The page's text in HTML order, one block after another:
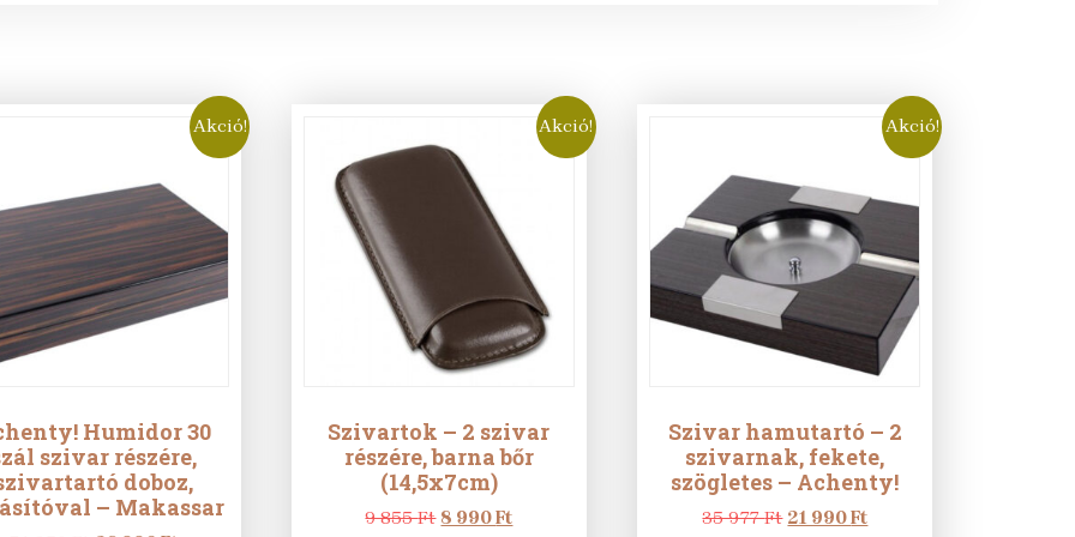
Akció!
Humidor 30
szivar részére,
doboz,
– Makassar
Akció!
Szivartok – 2 szivar
részére, barna bőr
(14,5x7cm)
9 855Ft Original
8 990FtCurrent
Akció!
Szivar hamutartó – 2
szivarnak, fekete,
szögletes – Achenty!
35 977Ft Original
21 990FtCurrent